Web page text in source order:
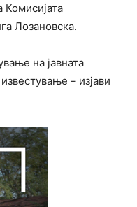
Комисијата
Лозановска.
на јавната
– изјави